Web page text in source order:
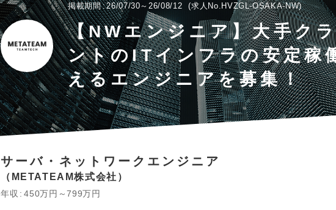
掲載期間 26/07/30～26/08/12 求人No.HVZGL-OSAKA-NW
【NWエンジニア】大手ク
ントのITインフラの安定稼
えるエンジニアを募集！
サーバ・ネットワークエンジニア
METATEAM株式会社
年収 450万円～799万円